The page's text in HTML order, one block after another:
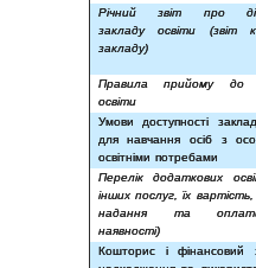
Річний звіт про
закладу освіти (звіт
закладу)
Правила прийому до
освіти
Умови доступності
для навчання осіб з
освітніми потребами
Перелік додаткових
інших послуг, їх
надання та
наявності)
Кошторис і фінансовий